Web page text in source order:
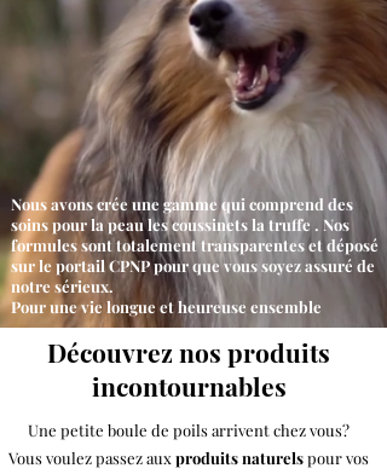
Nous avons crée une gamme qui comprend des
soins pour la peau les coussinets la truffe . Nos
formules sont totalement transparentes et déposé
sur le portail CPNP pour que vous soyez assuré de
notre sérieux.
Pour une vie longue et heureuse ensemble
Découvrez nos produits
incontournables
Une petite boule de poils arrivent chez vous?
Vous voulez passez auxproduits naturelspour vos